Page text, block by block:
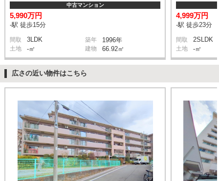
中古マンション
5,990万円
-駅 徒歩15分
間取 3LDK 築年 1996年
土地 -㎡ 建物 66.92㎡
4,999万円
-駅 徒歩23分
間取 2SLDK
土地 -㎡
広さの近い物件はこちら